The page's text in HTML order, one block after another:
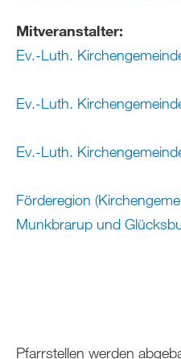
Mitveranstalter:
Ev.-Luth.
Ev.-Luth.
Ev.-Luth.
Förderegion
Munkbrarup und
Pfarrstellen werden